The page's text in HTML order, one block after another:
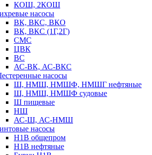
КОШ, 2КОШ
насосы
ВК, ВКС, ВКО
ВК, ВКС (1Г,2Г)
СМС
ЦВК
ВС
АС-ВК, АС-ВКС
насосы
Ш, НМШ, НМШФ, НМШГ нефтяные
Ш, НМШ, НМШФ судовые
Ш пищевые
НШ
АС-Ш, АС-НМШ
насосы
Н1В общепром
Н1В нефтяные